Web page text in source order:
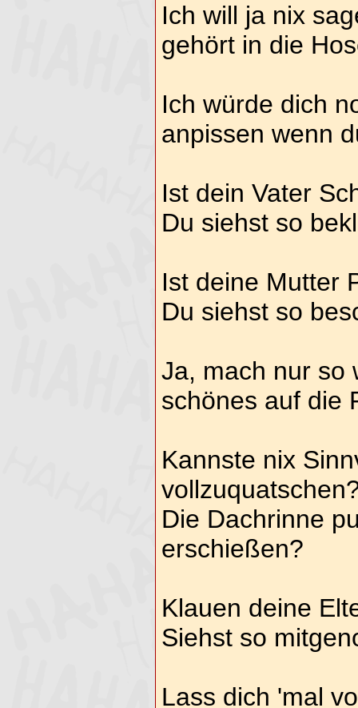
Ich will ja nix
gehört in die
Ich würde dich
anpissen wenn
Ist dein Vater
Du siehst so
Ist deine Mutter
Du siehst so
Ja, mach nur so
schönes auf die
Kannste nix
Die Dachrinne
erschießen?
Klauen deine
Siehst so
Lass dich 'mal